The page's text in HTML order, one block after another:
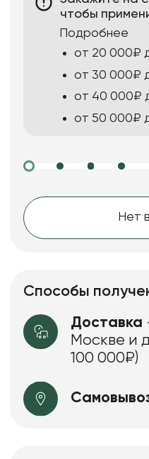
чтобы
Подробнее
от 20 000₽
от 30 000₽
от 40 000₽
от 50 000₽
Нет
Способы
Доставка
Москве и
100 000₽)